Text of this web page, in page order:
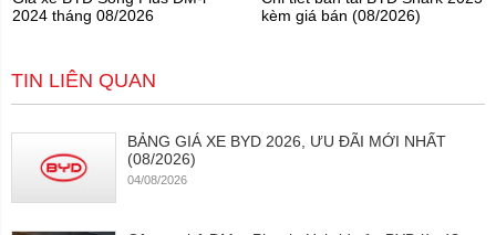
2024 tháng 08/2026
kèm giá bán (08/2026)
TIN LIÊN QUAN
BẢNG GIÁ XE BYD 2026, ƯU ĐÃI MỚI NHẤT
(08/2026)
04/08/2026